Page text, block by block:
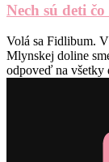
Nech sú deti
Volá sa Fidlibum.
Mlynskej doline
odpoveď na všetky